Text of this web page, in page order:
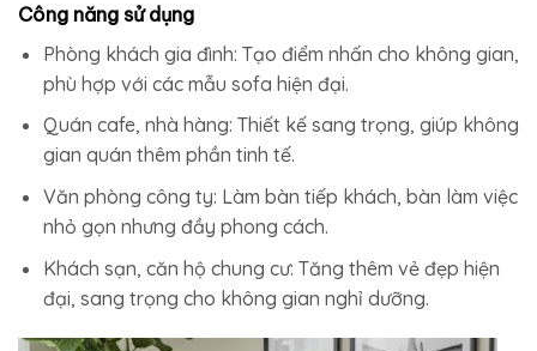
Công năng sử dụng
Phòng khách gia đình: Tạo điểm nhấn cho không gian,
phù hợp với các mẫu sofa hiện đại.
Quán cafe, nhà hàng: Thiết kế sang trọng, giúp không
gian quán thêm phần tinh tế.
Văn phòng công ty: Làm bàn tiếp khách, bàn làm việc
nhỏ gọn nhưng đầy phong cách.
Khách sạn, căn hộ chung cư: Tăng thêm vẻ đẹp hiện
đại, sang trọng cho không gian nghỉ dưỡng.